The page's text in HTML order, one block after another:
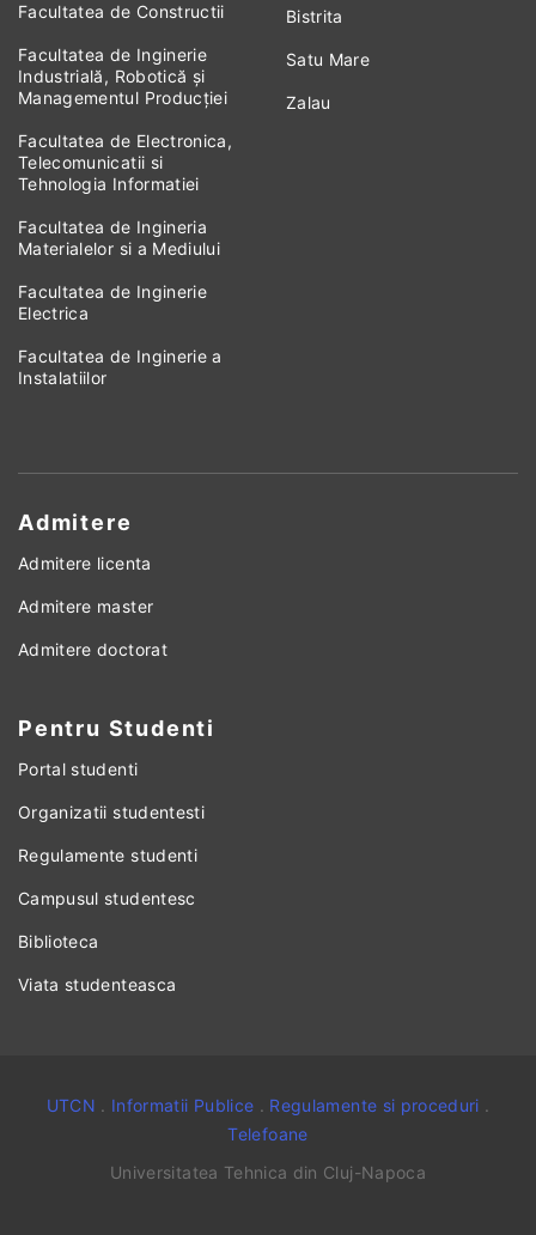
Facultatea de Constructii
Facultatea de Inginerie
Industrială, Robotică și
Managementul Producției
Facultatea de Electronica,
Telecomunicatii si
Tehnologia Informatiei
Facultatea de Ingineria
Materialelor si a Mediului
Facultatea de Inginerie
Electrica
Facultatea de Inginerie a
Instalatiilor
Bistrita
Satu Mare
Zalau
Admitere
Admitere licenta
Admitere master
Admitere doctorat
Pentru Studenti
Portal studenti
Organizatii studentesti
Regulamente studenti
Campusul studentesc
Biblioteca
Viata studenteasca
UTCN . Informatii Publice . Regulamente si proceduri .
Telefoane
Universitatea Tehnica din Cluj-Napoca